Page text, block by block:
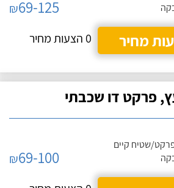
₪69-125
מחיר
0 הצעות מחיר
פרקט דו שכבתי
שטיח קיים
₪69-100